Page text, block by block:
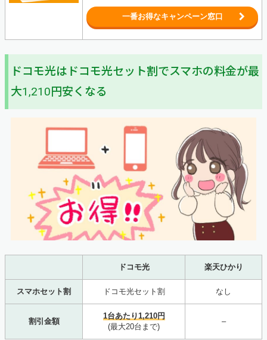
一番お得なキャンペーン窓口
ドコモ光はドコモ光セット割でスマホの料金が最
大1,210円安くなる
ドコモ光 楽天ひかり
スマホセット割 ドコモ光セット割 なし
割引金額
1台あたり1,210円
(最大20台まで)
–